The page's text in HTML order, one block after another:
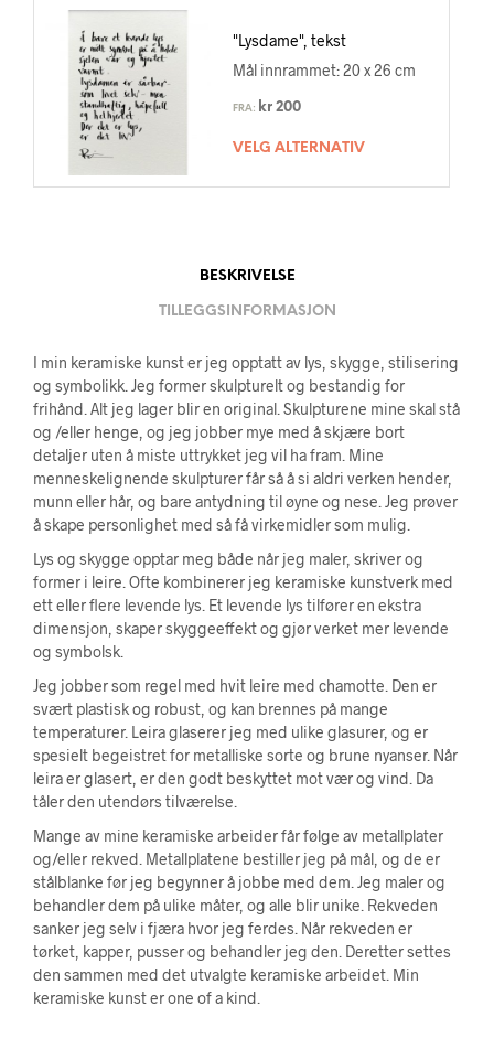
"Lysdame", tekst
Mål innrammet: 20 x 26 cm
FRA: kr 200
VELG ALTERNATIV
BESKRIVELSE
TILLEGGSINFORMASJON
I min keramiske kunst er jeg opptatt av lys, skygge, stilisering
og symbolikk. Jeg former skulpturelt og bestandig for
frihånd. Alt jeg lager blir en original. Skulpturene mine skal stå
og /eller henge, og jeg jobber mye med å skjære bort
detaljer uten å miste uttrykket jeg vil ha fram. Mine
menneskelignende skulpturer får så å si aldri verken hender,
munn eller hår, og bare antydning til øyne og nese. Jeg prøver
å skape personlighet med så få virkemidler som mulig.
Lys og skygge opptar meg både når jeg maler, skriver og
former i leire. Ofte kombinerer jeg keramiske kunstverk med
ett eller flere levende lys. Et levende lys tilfører en ekstra
dimensjon, skaper skyggeeffekt og gjør verket mer levende
og symbolsk.
Jeg jobber som regel med hvit leire med chamotte. Den er
svært plastisk og robust, og kan brennes på mange
temperaturer. Leira glaserer jeg med ulike glasurer, og er
spesielt begeistret for metalliske sorte og brune nyanser. Når
leira er glasert, er den godt beskyttet mot vær og vind. Da
tåler den utendørs tilværelse.
Mange av mine keramiske arbeider får følge av metallplater
og/eller rekved. Metallplatene bestiller jeg på mål, og de er
stålblanke før jeg begynner å jobbe med dem. Jeg maler og
behandler dem på ulike måter, og alle blir unike. Rekveden
sanker jeg selv i fjæra hvor jeg ferdes. Når rekveden er
tørket, kapper, pusser og behandler jeg den. Deretter settes
den sammen med det utvalgte keramiske arbeidet. Min
keramiske kunst er one of a kind.